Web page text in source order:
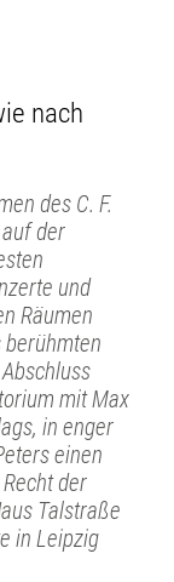
nach
des C. F.
der
und
Räumen
berühmten
mit Max
in enger
einen
der
Talstraße
in Leipzig